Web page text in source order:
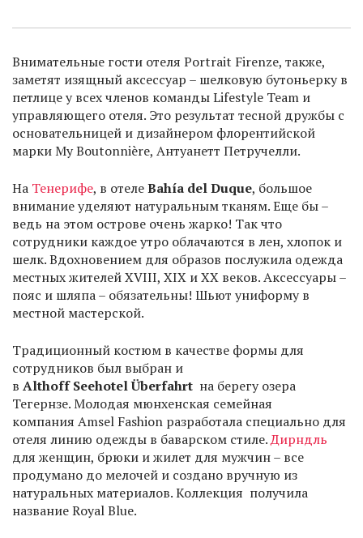
Внимательные гости отеля Portrait Firenze, также,
заметят изящный аксессуар – шелковую бутоньерку в
петлице у всех членов команды Lifestyle Team и
управляющего отеля. Это результат тесной дружбы с
основательницей и дизайнером флорентийской
марки My Boutonnière, Антуанетт Петручелли.
На Тенерифе, в отелеBahía del Duque, большое
внимание уделяют натуральным тканям. Еще бы –
ведь на этом острове очень жарко! Так что
сотрудники каждое утро облачаются в лен, хлопок и
шелк. Вдохновением для образов послужила одежда
местных жителей XVIII, XIX и XX веков. Аксессуары –
пояс и шляпа – обязательны! Шьют униформу в
местной мастерской.
Традиционный костюм в качестве формы для
сотрудников был выбран и
в Althoff Seehotel Überfahrt на берегу озера
Тегернзе. Молодая мюнхенская семейная
компания Amsel Fashion разработала специально для
отеля линию одежды в баварском стиле.Дирндль
для женщин, брюки и жилет для мужчин – все
продумано до мелочей и создано вручную из
натуральных материалов. Коллекция получила
название Royal Blue.